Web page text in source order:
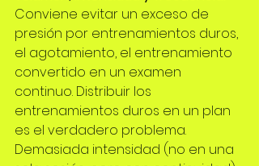
Conviene evitar un exceso de
presión por entrenamientos duros,
el agotamiento, el entrenamiento
convertido en un examen
continuo. Distribuir los
entrenamientos duros en un plan
es el verdadero problema.
Demasiada intensidad (no en una